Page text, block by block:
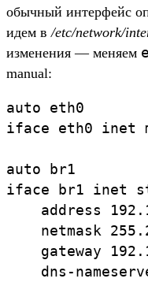
обычный интерфейс
идем в /etc/network/
изменения — меняем
manual:
auto eth0
iface eth0 inet
auto br1
iface br1 inet
address
netmask
gateway
dns-